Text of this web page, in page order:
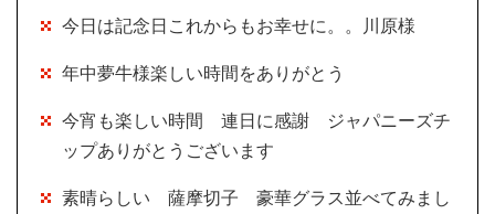
今日は記念日これからもお幸せに。。川原様
年中夢牛様楽しい時間をありがとう
今宵も楽しい時間 連日に感謝 ジャパニーズチ
ップありがとうございます
素晴らしい 薩摩切子 豪華グラス並べてみまし